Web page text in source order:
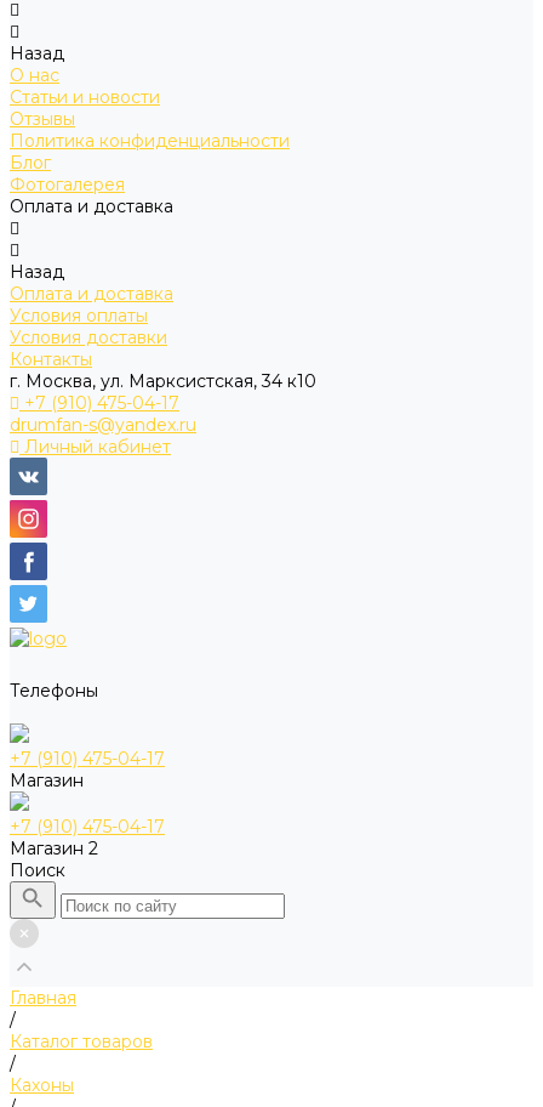
Назад
О нас
Статьи и новости
Отзывы
Политика конфиденциальности
Блог
Фотогалерея
Оплата и доставка
Назад
Оплата и доставка
Условия оплаты
Условия доставки
Контакты
г. Москва, ул. Марксистская, 34 к10
+7 (910) 475-04-17
drumfan-s@yandex.ru
Личный кабинет
Телефоны
+7 (910) 475-04-17
Магазин
+7 (910) 475-04-17
Магазин 2
Поиск
Главная
/
Каталог товаров
/
Кахоны